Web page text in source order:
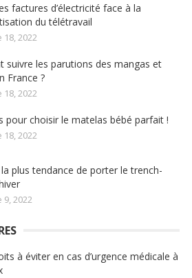
factures d’électricité face à la
du télétravail
2022
suivre les parutions des mangas et
France ?
2022
pour choisir le matelas bébé parfait !
2022
plus tendance de porter le trench-
2022
à éviter en cas d’urgence médicale à